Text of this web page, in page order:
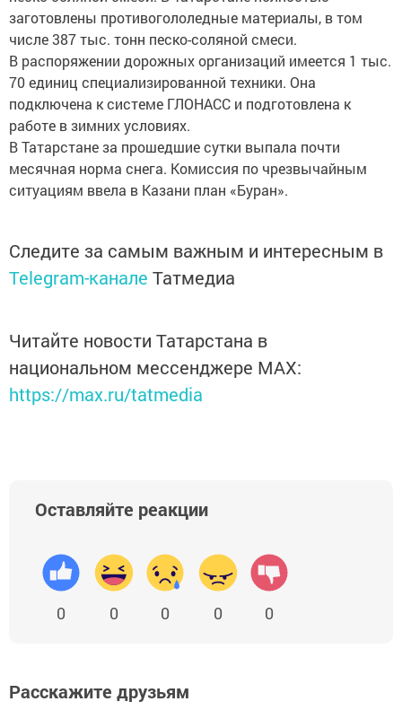
заготовлены противогололедные материалы, в том
числе 387 тыс. тонн песко-соляной смеси.
В распоряжении дорожных организаций имеется 1 тыс.
70 единиц специализированной техники. Она
подключена к системе ГЛОНАСС и подготовлена к
работе в зимних условиях.
В Татарстане за прошедшие сутки выпала почти
месячная норма снега. Комиссия по чрезвычайным
ситуациям ввела в Казани план «Буран».
Следите за самым важным и интересным в
Telegram-канале Татмедиа
Читайте новости Татарстана в
национальном мессенджере MАХ:
https://max.ru/tatmedia
Оставляйте реакции
0 0 0 0 0
Расскажите друзьям